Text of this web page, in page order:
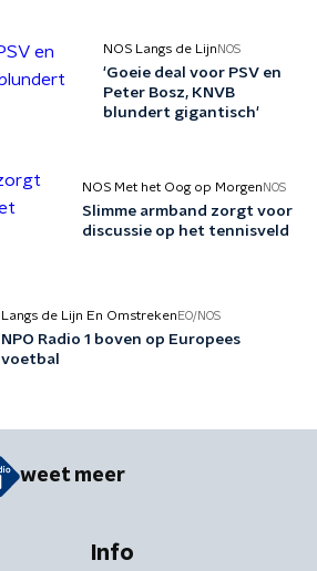
NOS Langs de Lijn NOS
'Goeie deal voor PSV en
Peter Bosz, KNVB
blundert gigantisch'
NOS Met het Oog op Morgen NOS
Slimme armband zorgt voor
discussie op het tennisveld
Langs de Lijn En Omstreken EO/NOS
NPO Radio 1 boven op Europees
voetbal
weet meer
Info